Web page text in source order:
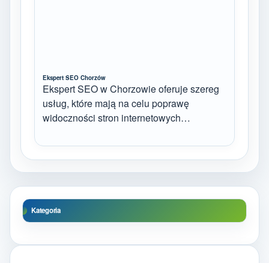
Ekspert SEO Chorzów
Ekspert SEO w Chorzowie oferuje szereg
usług, które mają na celu poprawę
widoczności stron internetowych…
Kategoria